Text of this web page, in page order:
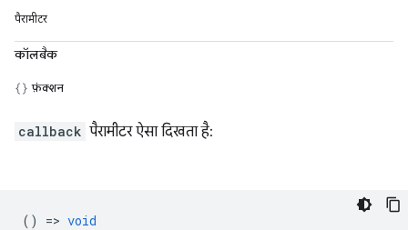
पैरामीटर
कॉलबैक
फ़ंक्शन
callback पैरामीटर ऐसा दिखता है:
() => void